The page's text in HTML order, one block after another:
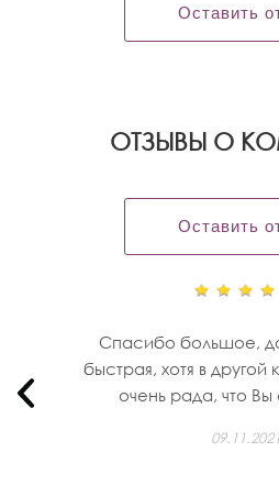
Оставить
OТЗЫВЫ О
Оставить
Спасибо большое,
быстрая, хотя в
очень рада, что Вы